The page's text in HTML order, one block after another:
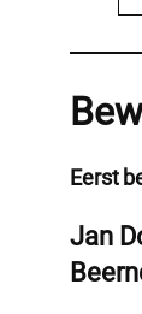
Eerst
Jan